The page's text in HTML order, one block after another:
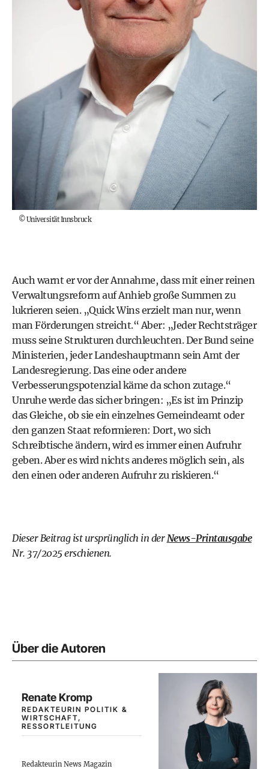
©Universität Innsbruck
Auch warnt er vor der Annahme, dass mit einer reinen
Verwaltungsreform auf Anhieb große Summen zu
lukrieren seien. „Quick Wins erzielt man nur, wenn
man Förderungen streicht.“ Aber: „Jeder Rechtsträger
muss seine Strukturen durchleuchten. Der Bund seine
Ministerien, jeder Landeshauptmann sein Amt der
Landesregierung. Das eine oder andere
Verbesserungspotenzial käme da schon zutage.“
Unruhe werde das sicher bringen: „Es ist im Prinzip
das Gleiche, ob sie ein einzelnes Gemeindeamt oder
den ganzen Staat reformieren: Dort, wo sich
Schreibtische ändern, wird es immer einen Aufruhr
geben. Aber es wird nichts anderes möglich sein, als
den einen oder anderen Aufruhr zu riskieren.“
Dieser Beitrag ist ursprünglich in derNews-Printausgabe
Nr. 37/2025 erschienen.
Über die Autoren
Renate Kromp
REDAKTEURIN POLITIK &
WIRTSCHAFT,
RESSORTLEITUNG
Redakteurin News Magazin